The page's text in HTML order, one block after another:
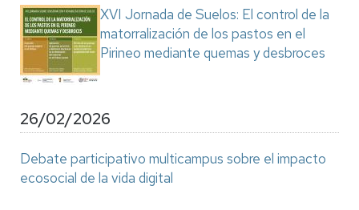
XVI Jornada de Suelos: El control de la
matorralización de los pastos en el
Pirineo mediante quemas y desbroces
26/02/2026
Debate participativo multicampus sobre el impacto
ecosocial de la vida digital